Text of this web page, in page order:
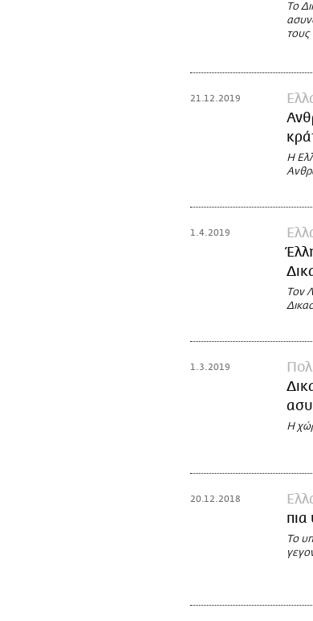
Το
τους
21.12.2019
Η
1.4.2019
Τον
1.3.2019
Η
20.12.2018
Το